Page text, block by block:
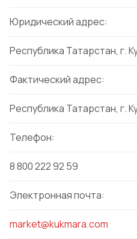
Юридический адрес:
Республика Татарстан, г.
Фактический адрес:
Республика Татарстан, г.
Телефон:
8 800 222 92 59
Электронная почта:
market@kukmara.com